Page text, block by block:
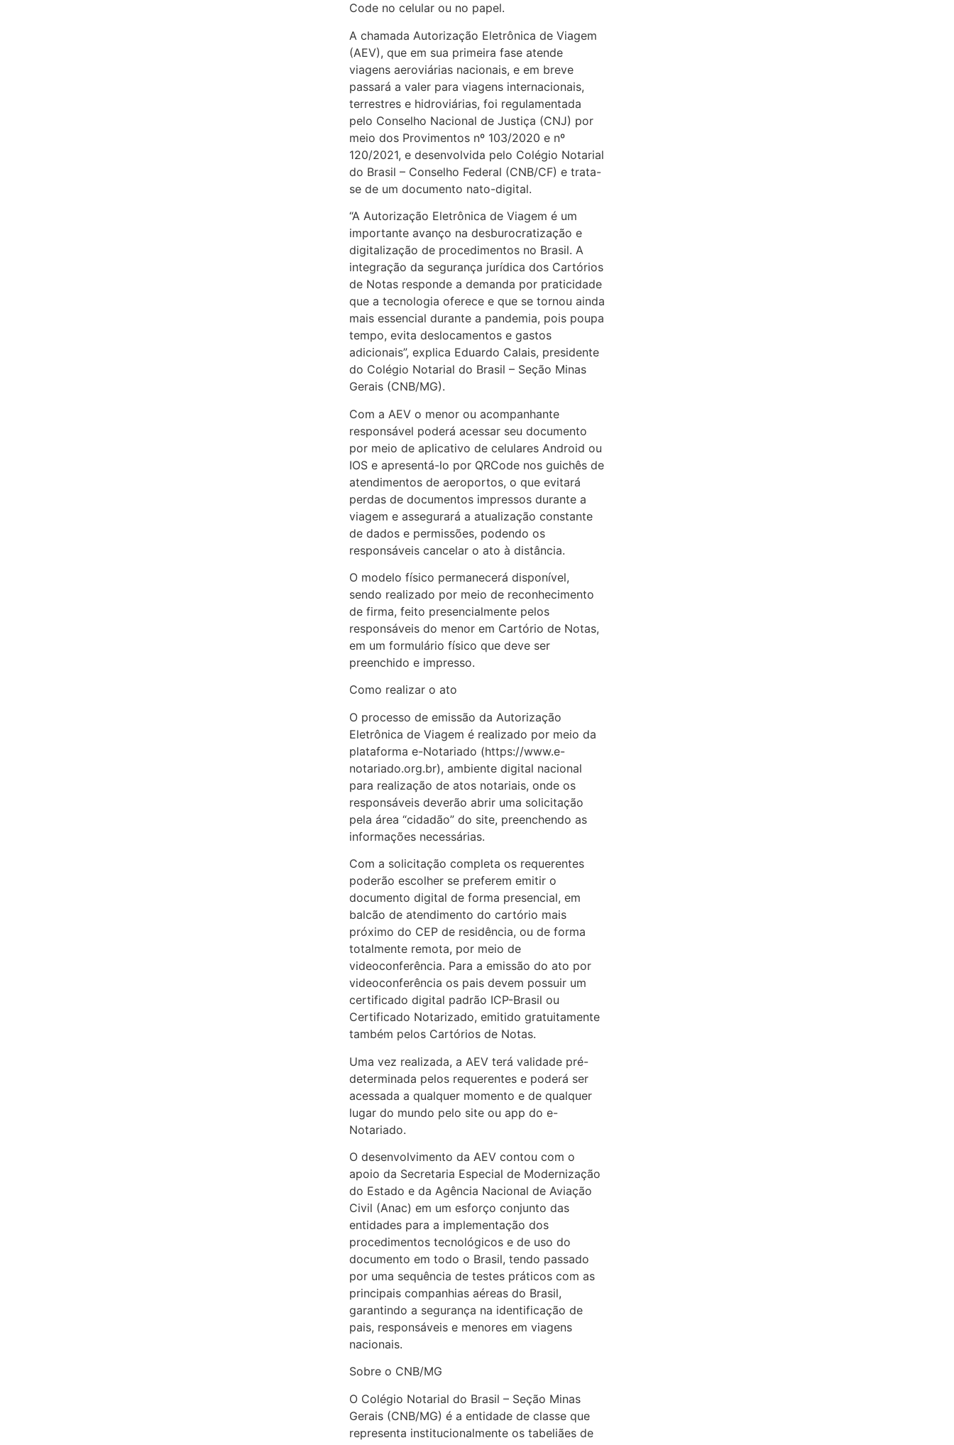
Code no celular ou no papel.
A chamada Autorização Eletrônica de Viagem
(AEV), que em sua primeira fase atende
viagens aeroviárias nacionais, e em breve
passará a valer para viagens internacionais,
terrestres e hidroviárias, foi regulamentada
pelo Conselho Nacional de Justiça (CNJ) por
meio dos Provimentos nº 103/2020 e nº
120/2021, e desenvolvida pelo Colégio Notarial
do Brasil – Conselho Federal (CNB/CF) e trata-
se de um documento nato-digital.
“A Autorização Eletrônica de Viagem é um
importante avanço na desburocratização e
digitalização de procedimentos no Brasil. A
integração da segurança jurídica dos Cartórios
de Notas responde a demanda por praticidade
que a tecnologia oferece e que se tornou ainda
mais essencial durante a pandemia, pois poupa
tempo, evita deslocamentos e gastos
adicionais”, explica Eduardo Calais, presidente
do Colégio Notarial do Brasil – Seção Minas
Gerais (CNB/MG).
Com a AEV o menor ou acompanhante
responsável poderá acessar seu documento
por meio de aplicativo de celulares Android ou
IOS e apresentá-lo por QRCode nos guichês de
atendimentos de aeroportos, o que evitará
perdas de documentos impressos durante a
viagem e assegurará a atualização constante
de dados e permissões, podendo os
responsáveis cancelar o ato à distância.
O modelo físico permanecerá disponível,
sendo realizado por meio de reconhecimento
de firma, feito presencialmente pelos
responsáveis do menor em Cartório de Notas,
em um formulário físico que deve ser
preenchido e impresso.
Como realizar o ato
O processo de emissão da Autorização
Eletrônica de Viagem é realizado por meio da
plataforma e-Notariado (https://www.e-
notariado.org.br), ambiente digital nacional
para realização de atos notariais, onde os
responsáveis deverão abrir uma solicitação
pela área “cidadão” do site, preenchendo as
informações necessárias.
Com a solicitação completa os requerentes
poderão escolher se preferem emitir o
documento digital de forma presencial, em
balcão de atendimento do cartório mais
próximo do CEP de residência, ou de forma
totalmente remota, por meio de
videoconferência. Para a emissão do ato por
videoconferência os pais devem possuir um
certificado digital padrão ICP-Brasil ou
Certificado Notarizado, emitido gratuitamente
também pelos Cartórios de Notas.
Uma vez realizada, a AEV terá validade pré-
determinada pelos requerentes e poderá ser
acessada a qualquer momento e de qualquer
lugar do mundo pelo site ou app do e-
Notariado.
O desenvolvimento da AEV contou com o
apoio da Secretaria Especial de Modernização
do Estado e da Agência Nacional de Aviação
Civil (Anac) em um esforço conjunto das
entidades para a implementação dos
procedimentos tecnológicos e de uso do
documento em todo o Brasil, tendo passado
por uma sequência de testes práticos com as
principais companhias aéreas do Brasil,
garantindo a segurança na identificação de
pais, responsáveis e menores em viagens
nacionais.
Sobre o CNB/MG
O Colégio Notarial do Brasil – Seção Minas
Gerais (CNB/MG) é a entidade de classe que
representa institucionalmente os tabeliães de